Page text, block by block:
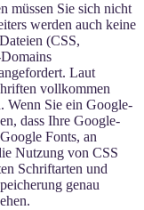
müssen Sie sich nicht
werden auch keine
(CSS,
Laut
vollkommen
Wenn Sie ein Google-
dass Ihre Google-
Fonts, an
Nutzung von CSS
Schriftarten und
genau